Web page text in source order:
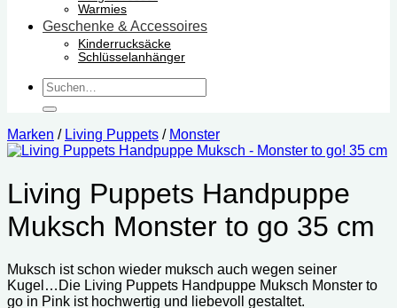
Warmies
Geschenke & Accessoires
Kinderrucksäcke
Schlüsselanhänger
Suchen
nach:
Marken / Living Puppets / Monster
Living Puppets Handpuppe
Muksch Monster to go 35 cm
Muksch ist schon wieder muksch auch wegen seiner
Kugel…Die Living Puppets Handpuppe Muksch Monster to
go in Pink ist hochwertig und liebevoll gestaltet.